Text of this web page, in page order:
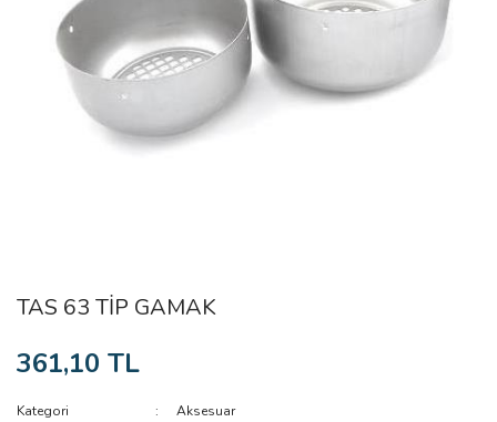
TAS 63 TİP GAMAK
361,10 TL
Kategori
Aksesuar